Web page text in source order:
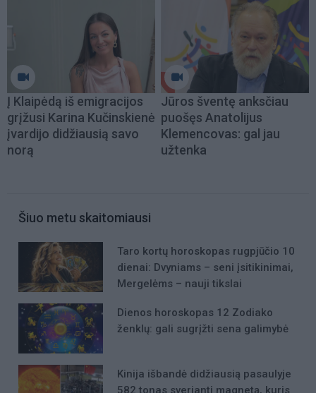
Į Klaipėdą iš emigracijos
grįžusi Karina Kučinskienė
įvardijo didžiausią savo
norą
Jūros šventę anksčiau
puošęs Anatolijus
Klemencovas: gal jau
užtenka
Šiuo metu skaitomiausi
Taro kortų horoskopas rugpjūčio 10
dienai: Dvyniams – seni įsitikinimai,
Mergelėms – nauji tikslai
Dienos horoskopas 12 Zodiako
ženklų: gali sugrįžti sena galimybė
Kinija išbandė didžiausią pasaulyje
582 tonas sveriantį magnetą, kuris